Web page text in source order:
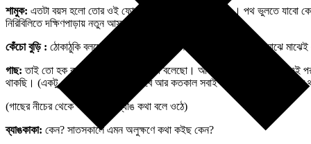
শামুক: এতটা বয়স হলো তোর ওই ফোড়ন কাটার স্বভাবটা গেলো না । পথ ভুলতে যাবো
নিরিবিলিতে দক্ষিণপাড়ায় নতুন আস্তানা গেড়েছি।
কেঁচো বুড়ি : ঠোকাঠুকি বলছো কেন খুড়ো? সবাই মিলে একসাথে থাকতে গেলে মাঝে
গাছ: তাই তো হক কথা বলেছো খুড়ি, হক কথা বলেছো। আসলে কি জানো আমাদের এই
থাকছি। (একটু থেমে দীর্ঘশ্বাস ফেলে) তবে আর কতকাল সবাই আমরা এমন গলাগলি করে
(গাছের নীচের থেকে গলা বাড়িয়ে ব্যাঙ কথা বলে ওঠে)
ব্যাঙকাকা: কেন? সাতসকালে এমন অলুক্ষণে কথা কইছ কেন?